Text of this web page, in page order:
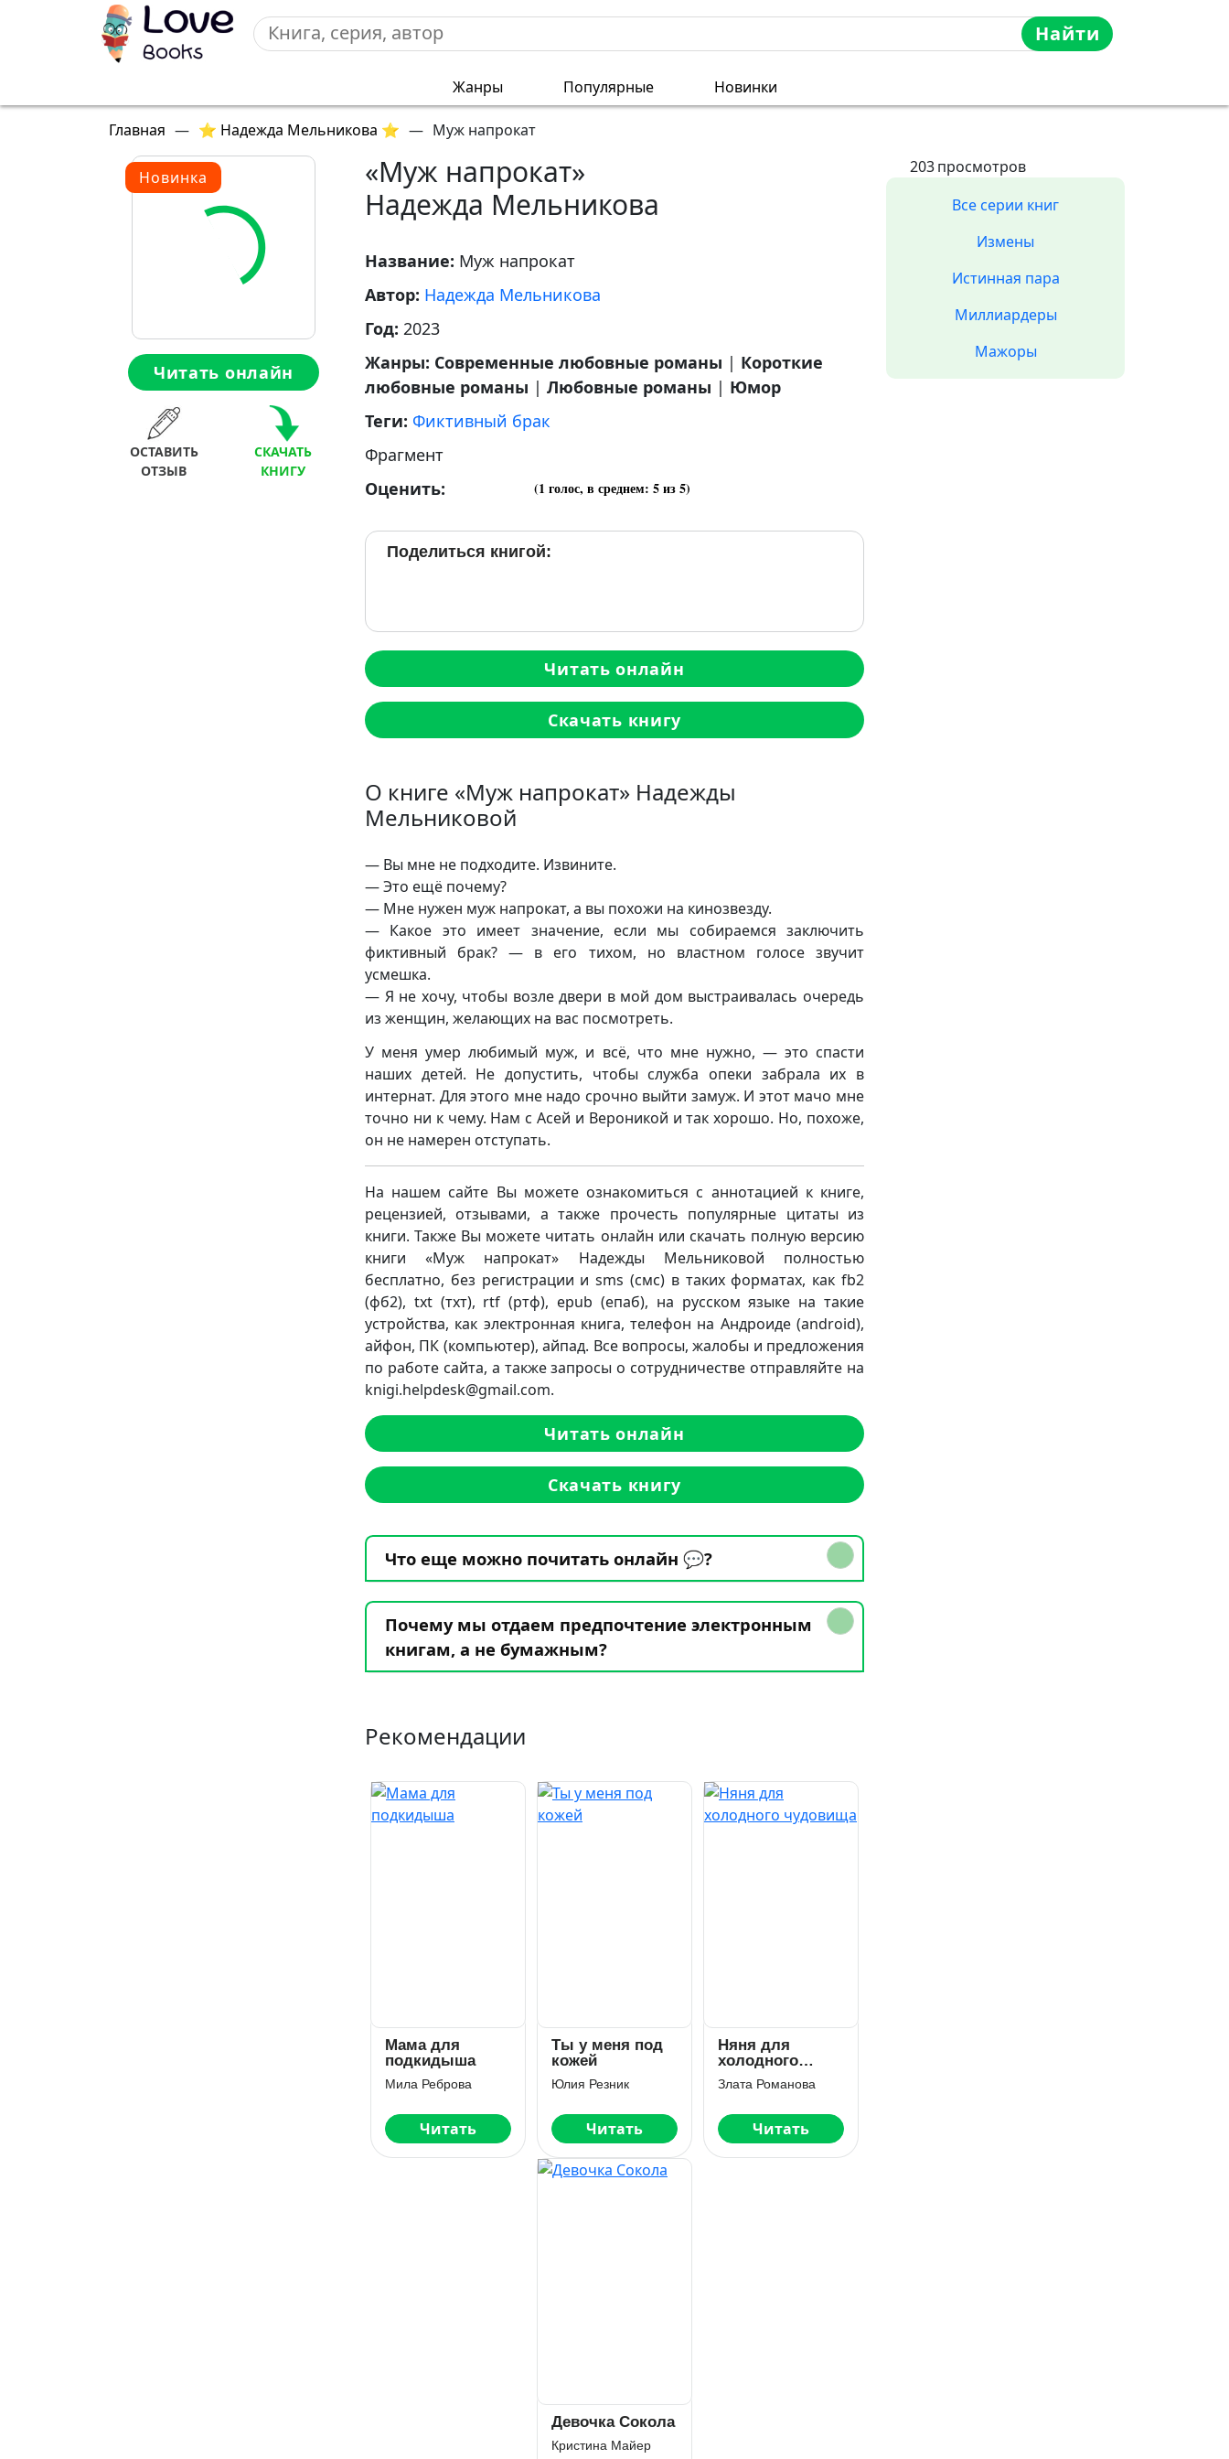
Найти
Жанры Популярные Новинки
Главная — ⭐ Надежда Мельникова ⭐ — Муж напрокат
Новинка
Читать онлайн
ОСТАВИТЬ
ОТЗЫВ
СКАЧАТЬ
КНИГУ
«Муж напрокат»
Надежда Мельникова
Название: Муж напрокат
Автор: Надежда Мельникова
Год: 2023
Жанры: Современные любовные романы | Короткие
любовные романы | Любовные романы | Юмор
Теги: Фиктивный брак
Фрагмент
Оценить:
(1 голос, в среднем: 5из 5)
Поделиться книгой:
Читать онлайн
Скачать книгу
О книге «Муж напрокат» Надежды
Мельниковой
— Вы мне не подходите. Извините.
— Это ещё почему?
— Мне нужен муж напрокат, а вы похожи на кинозвезду.
— Какое это имеет значение, если мы собираемся заключить
фиктивный брак? — в его тихом, но властном голосе звучит
усмешка.
— Я не хочу, чтобы возле двери в мой дом выстраивалась очередь
из женщин, желающих на вас посмотреть.
У меня умер любимый муж, и всё, что мне нужно, — это спасти
наших детей. Не допустить, чтобы служба опеки забрала их в
интернат. Для этого мне надо срочно выйти замуж. И этот мачо мне
точно ни к чему. Нам с Асей и Вероникой и так хорошо. Но, похоже,
он не намерен отступать.
На нашем сайте Вы можете ознакомиться с аннотацией к книге,
рецензией, отзывами, а также прочесть популярные цитаты из
книги. Также Вы можете читать онлайн или скачать полную версию
книги «Муж напрокат» Надежды Мельниковой полностью
бесплатно, без регистрации и sms (смс) в таких форматах, как fb2
(фб2), txt (тхт), rtf (ртф), epub (епаб), на русском языке на такие
устройства, как электронная книга, телефон на Андроиде (android),
айфон, ПК (компьютер), айпад. Все вопросы, жалобы и предложения
по работе сайта, а также запросы о сотрудничестве отправляйте на
knigi.helpdesk@gmail.com.
Читать онлайн
Скачать книгу
Что еще можно почитать онлайн 💬?
Почему мы отдаем предпочтение электронным
книгам, а не бумажным?
Рекомендации
Мама для
подкидыша
Мила Реброва
Читать
Ты у меня под
кожей
Юлия Резник
Читать
Няня для
холодного
чудовища
Злата Романова
Читать
Девочка Сокола
Кристина Майер
203просмотров
Все серии книг
Измены
Истинная пара
Миллиардеры
Мажоры